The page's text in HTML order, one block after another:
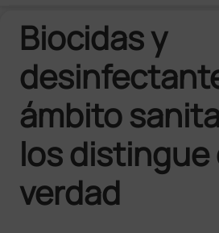
Biocidas y
ámbito
los distingue
verdad